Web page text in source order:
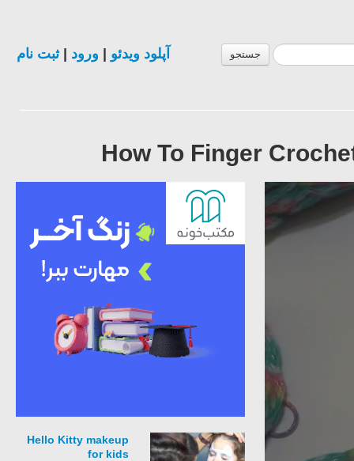
جستجو آپلود ویدئو ورود |ثبت نام
How To Finger
Hello Kitty makeup
for kids